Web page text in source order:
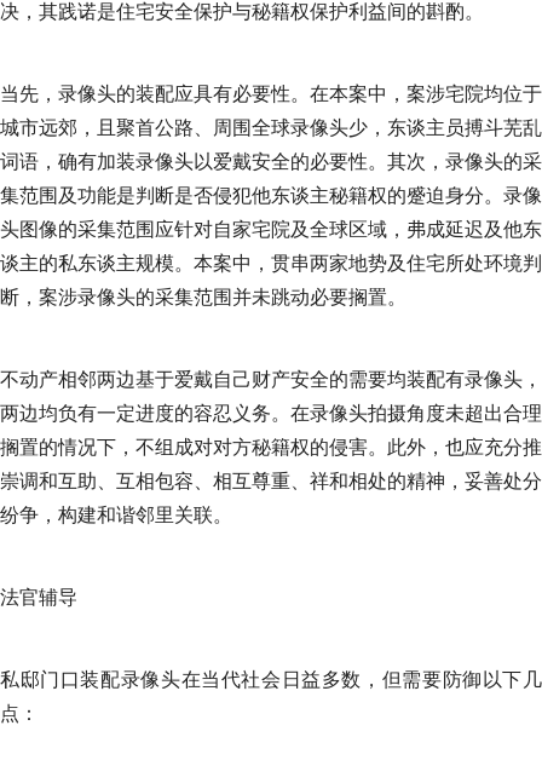
决，其践诺是住宅安全保护与秘籍权保护利益间的斟酌。
当先，录像头的装配应具有必要性。在本案中，案涉宅院均位于
城市远郊，且聚首公路、周围全球录像头少，东谈主员搏斗芜乱
词语，确有加装录像头以爱戴安全的必要性。其次，录像头的采
集范围及功能是判断是否侵犯他东谈主秘籍权的蹙迫身分。录像
头图像的采集范围应针对自家宅院及全球区域，弗成延迟及他东
谈主的私东谈主规模。本案中，贯串两家地势及住宅所处环境判
断，案涉录像头的采集范围并未跳动必要搁置。
不动产相邻两边基于爱戴自己财产安全的需要均装配有录像头，
两边均负有一定进度的容忍义务。在录像头拍摄角度未超出合理
搁置的情况下，不组成对对方秘籍权的侵害。此外，也应充分推
崇调和互助、互相包容、相互尊重、祥和相处的精神，妥善处分
纷争，构建和谐邻里关联。
法官辅导
私邸门口装配录像头在当代社会日益多数，但需要防御以下几
点：